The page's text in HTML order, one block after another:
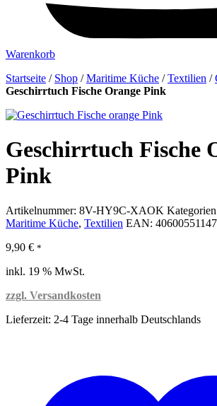
Warenkorb
Startseite / Shop /Maritime Küche /Textilien /
Geschirrtuch Fische Orange Pink
Geschirrtuch Fische
Pink
Artikelnummer: 8V-HY9C-XAOK
Maritime Küche, Textilien EAN:
9,90 € *
inkl. 19 % MwSt.
zzgl. Versandkosten
Lieferzeit: 2-4 Tage innerhalb Deutschlands